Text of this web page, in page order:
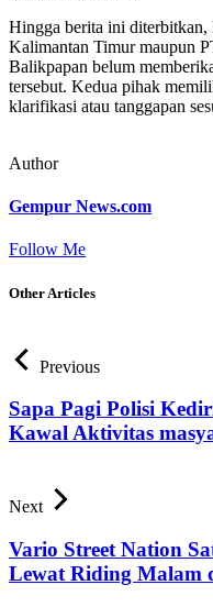
Hingga berita ini diterbitkan,
Kalimantan Timur maupun
Balikpapan belum
tersebut. Kedua pihak
klarifikasi atau tanggapan
Author
Gempur News.com
Follow Me
Other Articles
Previous
Sapa Pagi Polisi
Kawal Aktivitas
Next
Vario Street Nation
Lewat Riding Malam